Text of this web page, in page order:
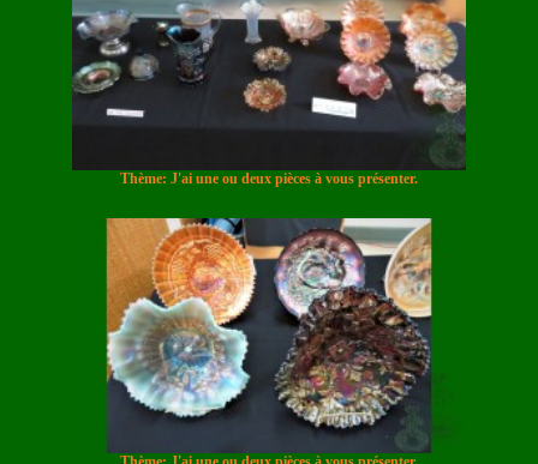
Thème: J'ai une ou deux pièces à vous présenter.